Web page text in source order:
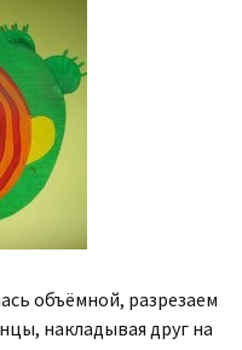
объёмной, разрезаем
накладывая друг на